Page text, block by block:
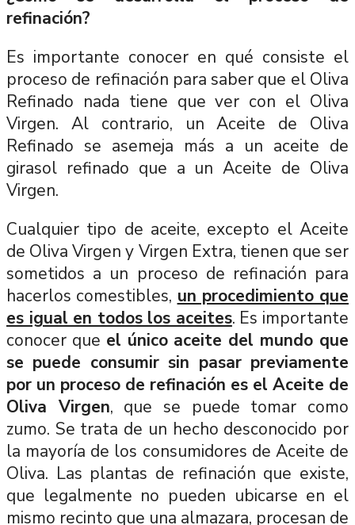
refinación?
Es importante conocer en qué consiste el
proceso de refinación para saber que el Oliva
Refinado nada tiene que ver con el Oliva
Virgen. Al contrario, un Aceite de Oliva
Refinado se asemeja más a un aceite de
girasol refinado que a un Aceite de Oliva
Virgen.
Cualquier tipo de aceite, excepto el Aceite
de Oliva Virgen y Virgen Extra, tienen que ser
sometidos a un proceso de refinación para
hacerlos comestibles, un procedimiento que
es igual en todos los aceites. Es importante
conocer que el único aceite del mundo que
se puede consumir sin pasar previamente
por un proceso de refinación es el Aceite de
Oliva Virgen, que se puede tomar como
zumo. Se trata de un hecho desconocido por
la mayoría de los consumidores de Aceite de
Oliva. Las plantas de refinación que existe,
que legalmente no pueden ubicarse en el
mismo recinto que una almazara, procesan de